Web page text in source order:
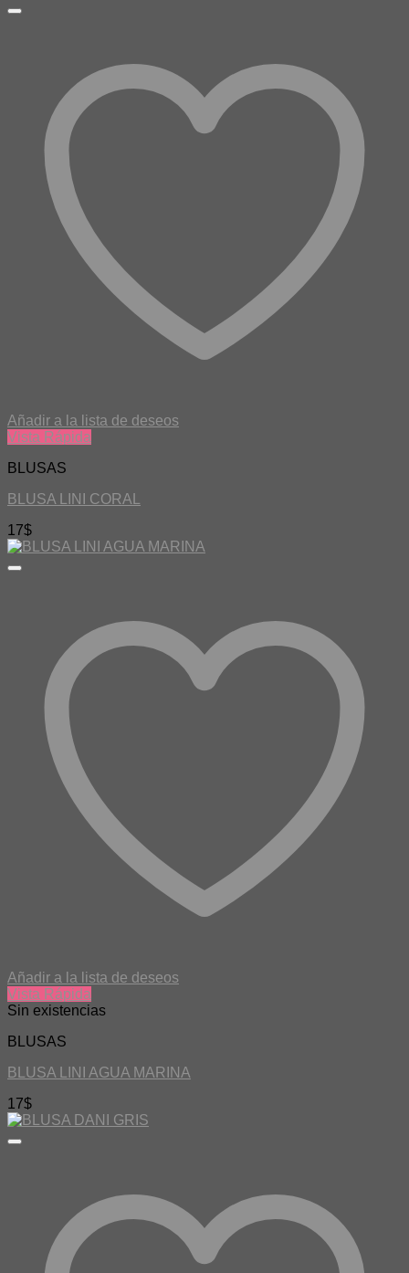
Añadir a la lista de deseos
Vista Rápida
BLUSAS
BLUSA LINI CORAL
17$
Añadir a la lista de deseos
Vista Rápida
Sin existencias
BLUSAS
BLUSA LINI AGUA MARINA
17$